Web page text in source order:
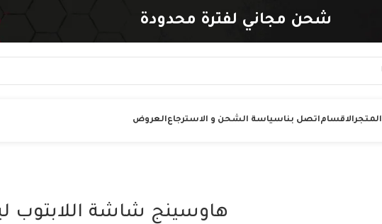
شحن مجاني لفترة محدودة
المتجرالاقساماتصل بناسياسة الشحن و الاسترجاعالعروض